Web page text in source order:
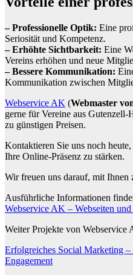
– Professionelle Optik: Eine
Seriosität und Kompetenz.
– Erhöhte Sichtbarkeit: Eine
Vereins erhöhen und neue
– Bessere Kommunikation:
Kommunikation zwischen
Webservice AK (Webmaster
gerne für Vereine aus
zu günstigen Preisen.
Kontaktieren Sie uns noch
Ihre Online-Präsenz zu stärken.
Wir freuen uns darauf, mit Ihnen
Ausführliche Informationen
Webservice AK – Webseiten
Weiter Projekte von Webservice
Erfolgreiches Social Marketing
Engagement